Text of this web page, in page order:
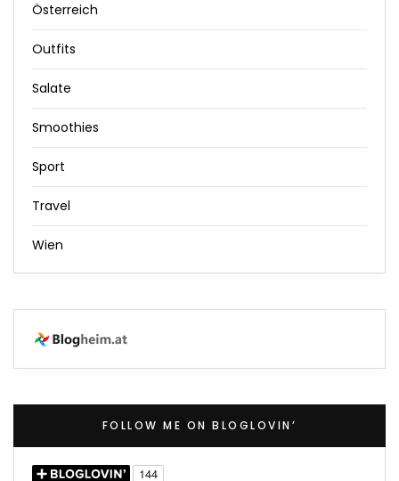
Österreich
Outfits
Salate
Smoothies
Sport
Travel
Wien
FOLLOW ME ON BLOGLOVIN’